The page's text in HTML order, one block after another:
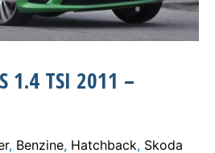
1.4 TSI 2011 –
, Benzine, Hatchback, Skoda